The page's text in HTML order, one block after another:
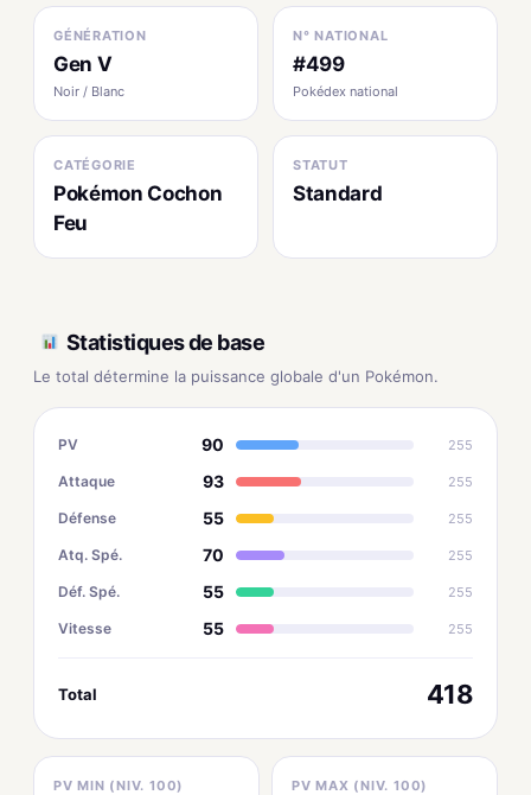
GÉNÉRATION
Gen V
Noir / Blanc
N° NATIONAL
#499
Pokédex national
CATÉGORIE
Pokémon Cochon
Feu
STATUT
Standard
Statistiques de base
Le total détermine la puissance globale d'un Pokémon.
PV 90 255
Attaque 93 255
Défense 55 255
Atq. Spé. 70 255
Déf. Spé. 55 255
Vitesse 55 255
Total 418
PV MIN (NIV. 100) PV MAX (NIV. 100)